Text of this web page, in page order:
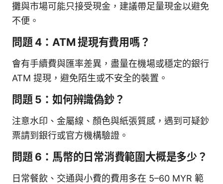
攤與市場可能只接受現金，建議帶足量現金以避免
不便。
問題 4：ATM 提現有費用嗎？
會有手續費與匯率差異，盡量在機場或穩定的銀行
ATM 提現，避免陌生或不安全的裝置。
問題 5：如何辨識偽鈔？
注意水印、金屬線、顏色與紙張質感，遇到可疑鈔
票請到銀行或官方機構驗證。
問題 6：馬幣的日常消費範圍大概是多少？
日常餐飲、交通與小費的費用多在 5–60 MYR 範